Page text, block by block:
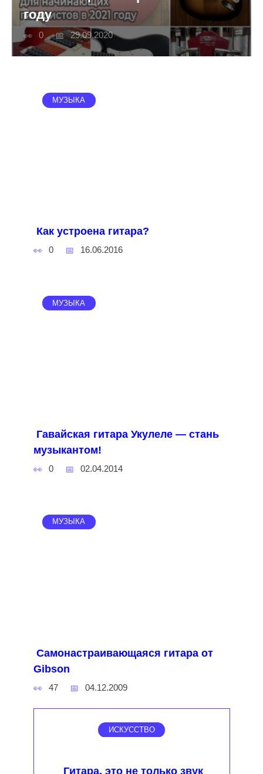
году
0 29.09.2020
МУЗЫКА
Как устроена гитара?
0 16.06.2016
МУЗЫКА
Гавайская гитара Укулеле — стань
музыкантом!
0 02.04.2014
МУЗЫКА
Самонастраивающаяся гитара от
Gibson
47 04.12.2009
ИСКУССТВО
Гитара, это не только звук